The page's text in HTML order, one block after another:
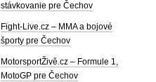
stávkovanie pre Čechov
Fight-Live.cz – MMA a bojové
športy pre Čechov
MotorsportŽivě.cz – Formule 1,
MotoGP pre Čechov